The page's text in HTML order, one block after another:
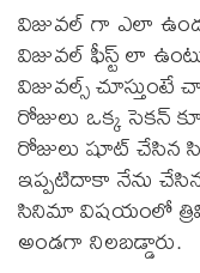
విజువల్ గా ఎలా
విజువల్ ఫీస్ట్ లా
విజువల్స్ చూస్తుంటే
రోజులు ఒక్క సెకన్
రోజులు షూట్ చేసిన
ఇప్పటిదాకా నేను
సినిమా విషయంలో
అండగా నిలబడ్డారు.